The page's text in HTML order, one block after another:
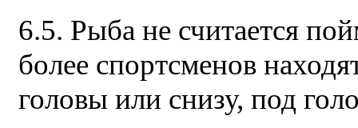
6.5. Рыба не считается
более спортсменов
головы или снизу, под